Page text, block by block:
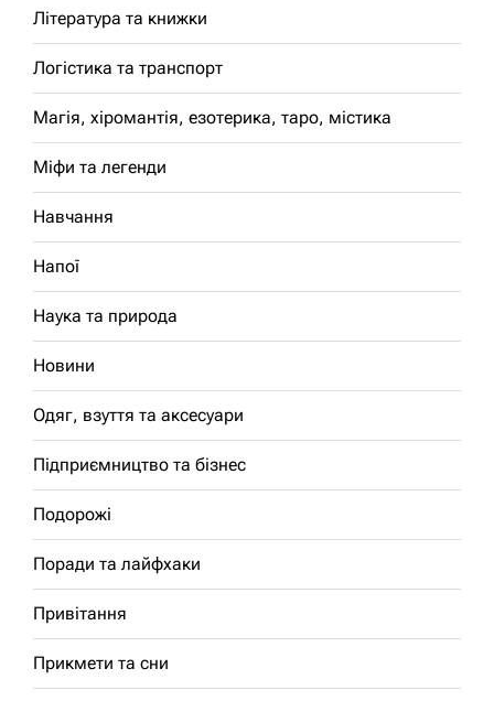
Література та книжки
Логістика та транспорт
Магія, хіромантія, езотерика, таро, містика
Міфи та легенди
Навчання
Напої
Наука та природа
Новини
Одяг, взуття та аксесуари
Підприємництво та бізнес
Подорожі
Поради та лайфхаки
Привітання
Прикмети та сни